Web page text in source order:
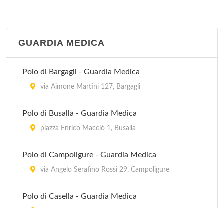
GUARDIA MEDICA
Polo di Bargagli - Guardia Medica
via Aimone Martini 127, Bargagli
Polo di Busalla - Guardia Medica
piazza Enrico Macciò 1, Busalla
Polo di Campoligure - Guardia Medica
via Angelo Serafino Rossi 29, Campoligure
Polo di Casella - Guardia Medica